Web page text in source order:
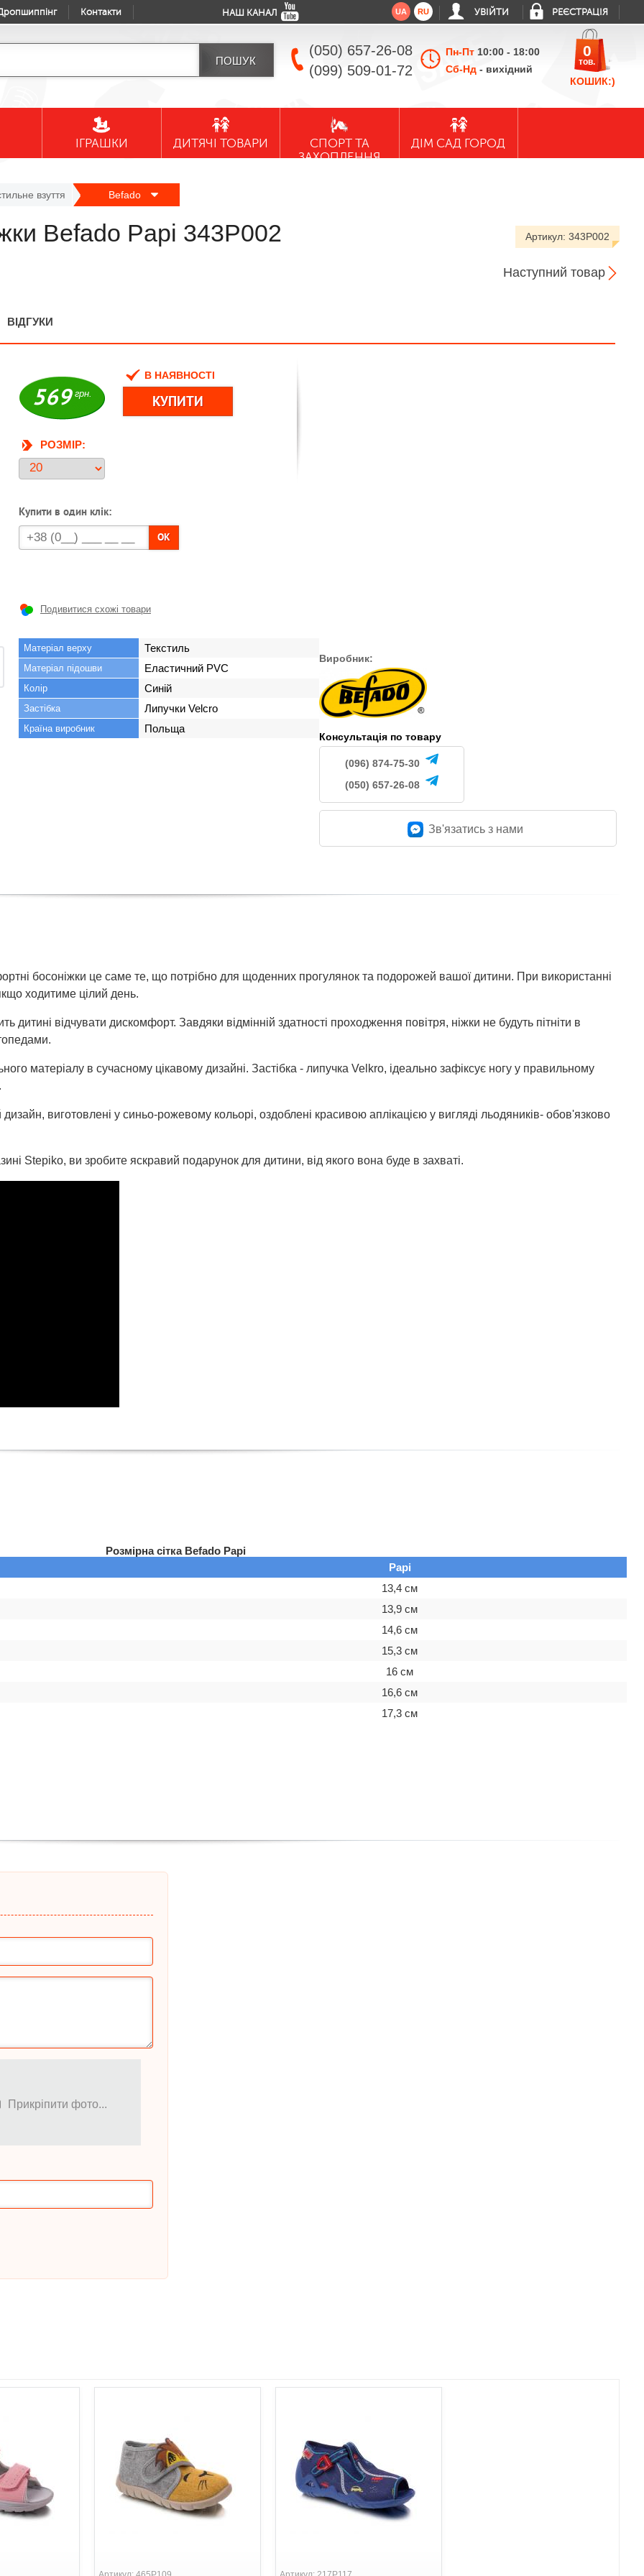
Контакти НАШ КАНАЛ UA RU УВІЙТИ РЕЄСТРАЦІЯ
(050) 657-26-08
(099) 509-01-72
Пн-Пт 10:00 - 18:00
Сб-Нд - вихідний
КОШИК:)
0
тов.
ІГРАШКИ ДИТЯЧІ ТОВАРИ
СПОРТ ТА
ЗАХОПЛЕННЯ
ДІМ САД ГОРОД
взуття Befado
Befado Papi 343P002 Артикул: 343P002
Наступний товар
ВІДГУКИ
569 грн.
В НАЯВНОСТІ
РОЗМІР:
Купити в один клік:
OK
Подивитися схожі товари
Матеріал верху Текстиль
Матеріал підошви Еластичний PVC
Колір Синій
Застібка Липучки Velcro
Країна виробник Польща
Виробник:
Консультація по товару
(096) 874-75-30
(050) 657-26-08
Зв'язатись з нами
босоніжки це саме те, що потрібно для щоденних прогулянок та подорожей вашої дитини. При використанні
ходитиме цілий день.
дитині відчувати дискомфорт. Завдяки відмінній здатності проходження повітря, ніжки не будуть пітніти в
матеріалу в сучасному цікавому дизайні. Застібка - липучка Velkro, ідеально зафіксує ногу у правильному
виготовлені у синьо-рожевому кольорі, оздоблені красивою аплікацією у вигляді льодяників- обов'язково
Stepiko, ви зробите яскравий подарунок для дитини, від якого вона буде в захваті.
Розмірна сітка Befado Papi
Papi
13,4 см
13,9 см
14,6 см
15,3 см
16 см
16,6 см
17,3 см
Прикріпити фото...